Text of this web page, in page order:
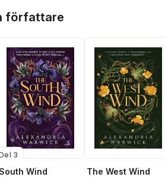
författare
3
Wind The West Wind